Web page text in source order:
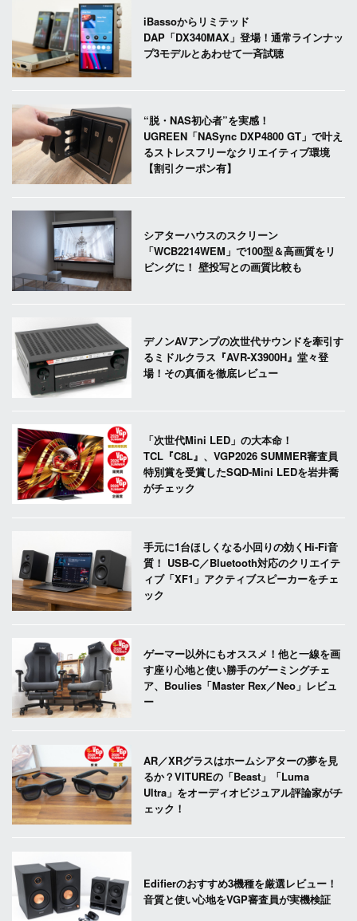
iBassoからリミテッド
DAP「DX340MAX」登場！通常ラインナッ
プ3モデルとあわせて一斉試聴
“脱・NAS初心者”を実感！
UGREEN「NASync DXP4800 GT」で叶え
るストレスフリーなクリエイティブ環境
【割引クーポン有】
シアターハウスのスクリーン
「WCB2214WEM」で100型＆高画質をリ
ビングに！ 壁投写との画質比較も
デノンAVアンプの次世代サウンドを牽引す
るミドルクラス『AVR-X3900H』堂々登
場！その真価を徹底レビュー
「次世代Mini LED」の大本命！
TCL『C8L』、VGP2026 SUMMER審査員
特別賞を受賞したSQD-Mini LEDを岩井喬
がチェック
手元に1台ほしくなる小回りの効くHi-Fi音
質！ USB-C／Bluetooth対応のクリエイテ
ィブ「XF1」アクティブスピーカーをチェ
ック
ゲーマー以外にもオススメ！他と一線を画
す座り心地と使い勝手のゲーミングチェ
ア、Boulies「Master Rex／Neo」レビュ
ー
AR／XRグラスはホームシアターの夢を見
るか？VITUREの「Beast」「Luma
Ultra」をオーディオビジュアル評論家がチ
ェック！
Edifierのおすすめ3機種を厳選レビュー！
音質と使い心地をVGP審査員が実機検証